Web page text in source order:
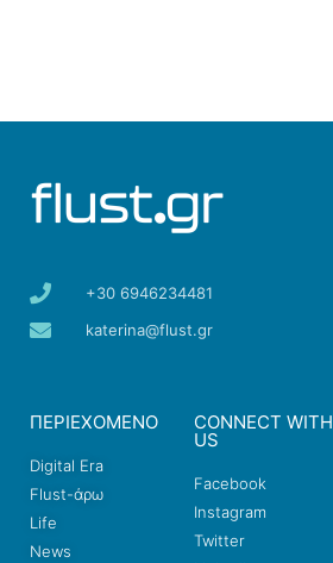
+30 6946234481
katerina@flust.gr
ΠΕΡΙΕΧΟΜΕΝΟ
Digital Era
Flust-άρω
Life
News
CONNECT WITH
US
Facebook
Instagram
Twitter